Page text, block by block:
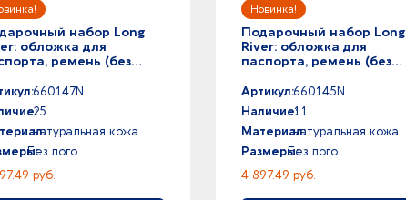
набор Long
обложка для
ремень (без
660147N
25
натуральная кожа
Без лого
руб.
Подарочный набор Long
River: обложка для
паспорта, ремень (без
коробка
Артикул:660145N
Наличие:11
Материал:натуральная кожа
Размеры:Без лого
4 897.49 руб.